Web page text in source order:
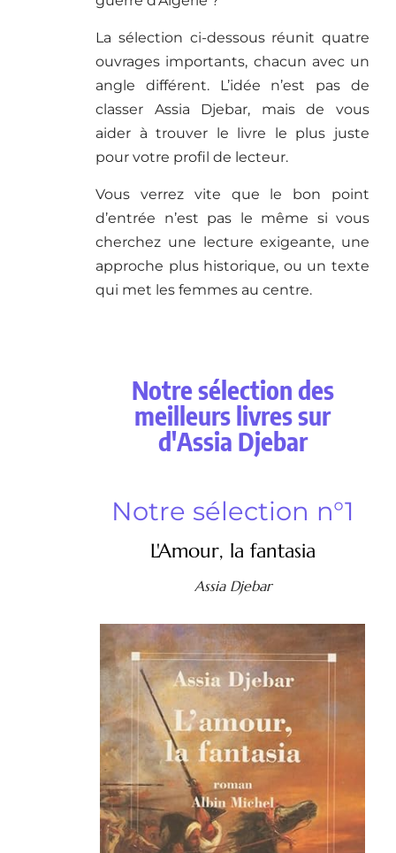
La sélection ci-dessous réunit quatre
ouvrages importants, chacun avec un
angle différent. L’idée n’est pas de
classer Assia Djebar, mais de vous
aider à trouver le livre le plus juste
pour votre profil de lecteur.
Vous verrez vite que le bon point
d’entrée n’est pas le même si vous
cherchez une lecture exigeante, une
approche plus historique, ou un texte
qui met les femmes au centre.
Notre sélection des
meilleurs livres sur
d'Assia Djebar
Notre sélection n°1
L'Amour, la fantasia
Assia Djebar